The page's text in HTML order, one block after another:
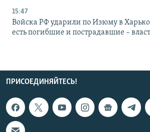
15:47
Войска РФ ударили по Изюму в
есть погибшие и пострадавшие –
ПРИСОЕДИНЯЙТЕСЬ!